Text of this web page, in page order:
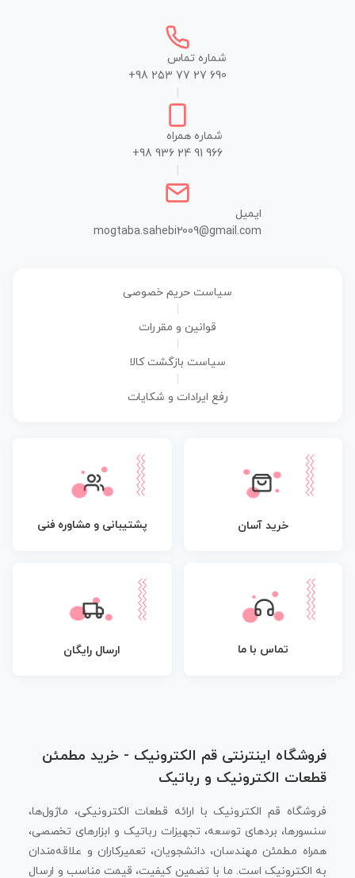
شماره تماس
+98 253 77 27 690
شماره همراه
+98 936 24 91 966
ایمیل
mogtaba.sahebi2009@gmail.com
سیاست حریم خصوصی
قوانین و مقررات
سیاست بازگشت کالا
رفع ایرادات و شکایات
خرید آسان پشتیبانی و مشاوره فنی
تماس با ما ارسال رایگان
فروشگاه اینترنتی قم الکترونیک - خرید مطمئن
قطعات الکترونیک و رباتیک
فروشگاه قم الکترونیک با ارائه قطعات الکترونیکی، ماژول‌ها،
سنسورها، بردهای توسعه، تجهیزات رباتیک و ابزارهای تخصصی،
همراه مطمئن مهندسان، دانشجویان، تعمیرکاران و علاقه‌مندان
به الکترونیک است. ما با تضمین کیفیت، قیمت مناسب و ارسال